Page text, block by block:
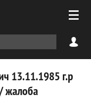
13.11.1985 г.р
жалоба